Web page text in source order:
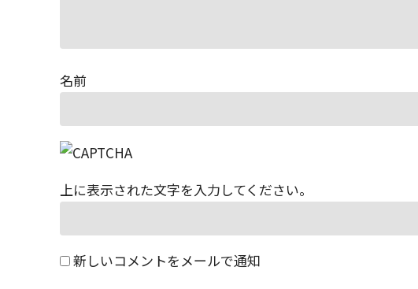
名前
上に表示された文字を入力してください。
新しいコメントをメールで通知